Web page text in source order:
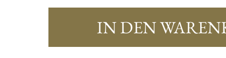
IN DEN